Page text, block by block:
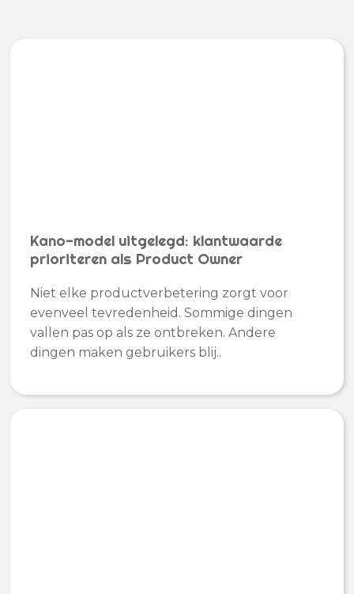
Kano-model uitgelegd: klantwaarde
prioriteren als Product Owner
Niet elke productverbetering zorgt voor
evenveel tevredenheid. Sommige dingen
vallen pas op als ze ontbreken. Andere
dingen maken gebruikers blij..